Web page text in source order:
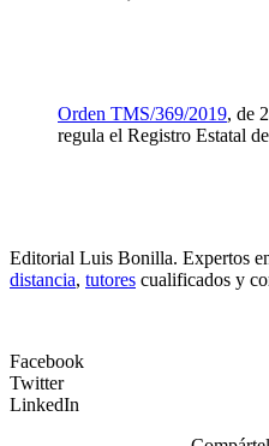
Orden TMS/369/2019, de
regula el Registro Estatal
Editorial Luis Bonilla. Expertos
distancia, tutores cualificados y
Facebook
Twitter
LinkedIn